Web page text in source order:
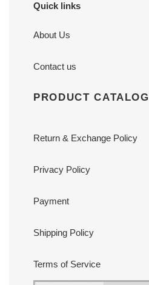
Quick links
About Us
Contact us
PRODUCT CATALOG
Return & Exchange Policy
Privacy Policy
Payment
Shipping Policy
Terms of Service